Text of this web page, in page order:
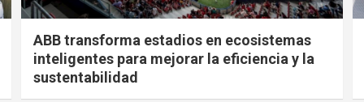
2026: el deporte se vuelve resiliente